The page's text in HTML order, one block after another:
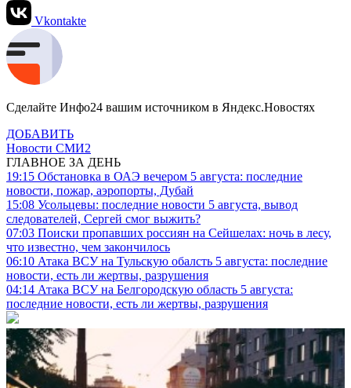
Vkontakte
Сделайте Инфо24 вашим источником в Яндекс.Новостях
ДОБАВИТЬ
Новости СМИ2
ГЛАВНОЕ ЗА ДЕНЬ
19:15 Обстановка в ОАЭ вечером 5 августа: последние
новости, пожар, аэропорты, Дубай
15:08 Усольцевы: последние новости 5 августа, вывод
следователей, Сергей смог выжить?
07:03 Поиски пропавших россиян на Сейшелах: ночь в лесу,
что известно, чем закончилось
06:10 Атака ВСУ на Тульскую обалсть 5 августа: последние
новости, есть ли жертвы, разрушения
04:14 Атака ВСУ на Белгородскую область 5 августа:
последние новости, есть ли жертвы, разрушения